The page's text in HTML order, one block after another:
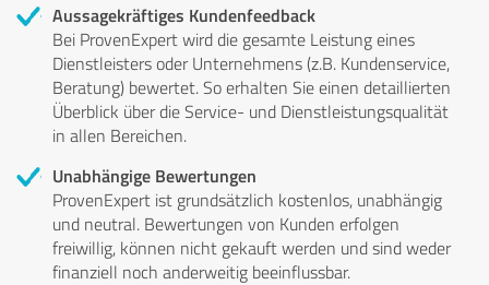
Aussagekräftiges Kundenfeedback
Bei ProvenExpert wird die gesamte Leistung eines
Dienstleisters oder Unternehmens (z.B. Kundenservice,
Beratung) bewertet. So erhalten Sie einen detaillierten
Überblick über die Service- und Dienstleistungsqualität
in allen Bereichen.
Unabhängige Bewertungen
ProvenExpert ist grundsätzlich kostenlos, unabhängig
und neutral. Bewertungen von Kunden erfolgen
freiwillig, können nicht gekauft werden und sind weder
finanziell noch anderweitig beeinflussbar.